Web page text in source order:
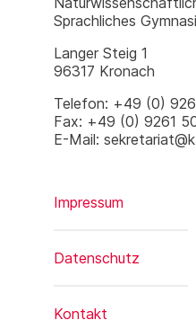
Sprachliches
Langer Steig 1
96317 Kronach
Telefon: +49 (0)
Fax: +49 (0) 9261
E-Mail:
Impressum
Datenschutz
Kontakt